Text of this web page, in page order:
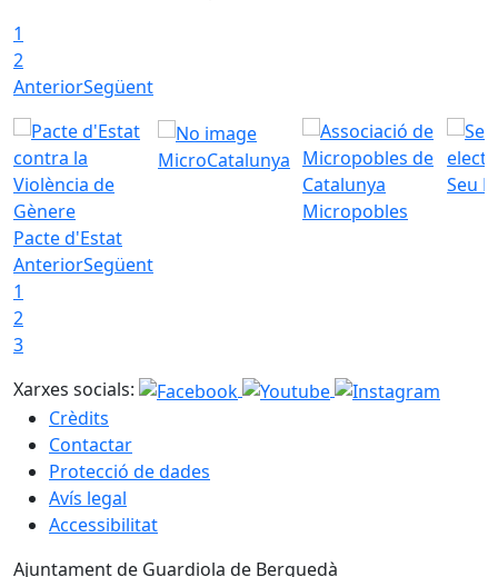
1
2
AnteriorSegüent
Pacte d'Estat
MicroCatalunya
Micropobles
Seu
AnteriorSegüent
1
2
3
Xarxes socials:
Crèdits
Contactar
Protecció de dades
Avís legal
Accessibilitat
Ajuntament de Guardiola de Berguedà